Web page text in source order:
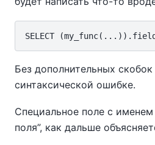
Без дополнительных
синтаксической ошибке.
Специальное поле с именем
поля”, как дальше